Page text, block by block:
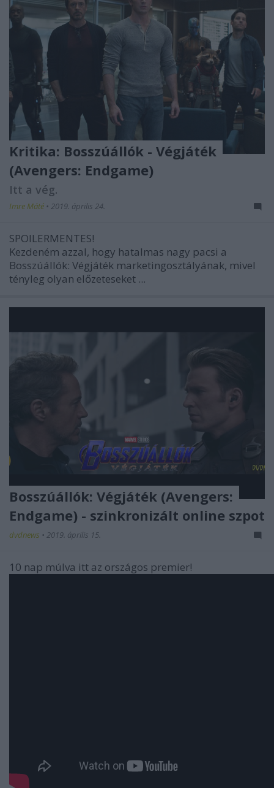
Kritika: Bosszúállók - Végjáték
(Avengers: Endgame)
Itt a vég.
Imre Máté • 2019. április 24.
SPOILERMENTES!
Kezdeném azzal, hogy hatalmas nagy pacsi a
Bosszúállók: Végjáték marketingosztályának, mivel
tényleg olyan előzeteseket ...
Bosszúállók: Végjáték (Avengers:
Endgame) - szinkronizált online szpot
dvdnews • 2019. április 15.
10 nap múlva itt az országos premier!